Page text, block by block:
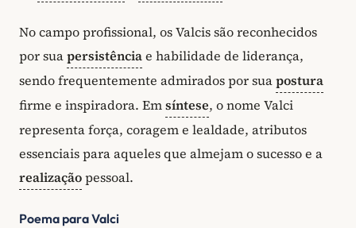
No campo profissional, os Valcis são reconhecidos
por suapersistênciae habilidade de liderança,
sendo frequentemente admirados por suapostura
firme e inspiradora. Emsíntese, o nome Valci
representa força, coragem e lealdade, atributos
essenciais para aqueles que almejam o sucesso e a
realizaçãopessoal.
Poema para Valci